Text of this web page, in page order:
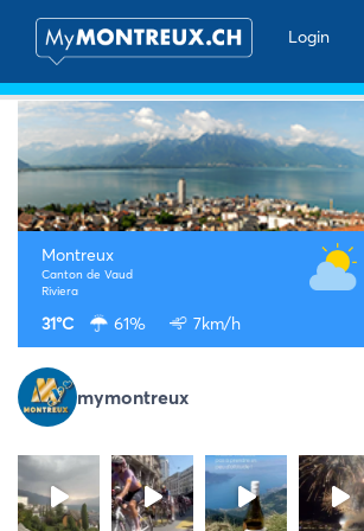
Login
Montreux
Canton de Vaud
Riviera
31°C 61% 7km/h
mymontreux